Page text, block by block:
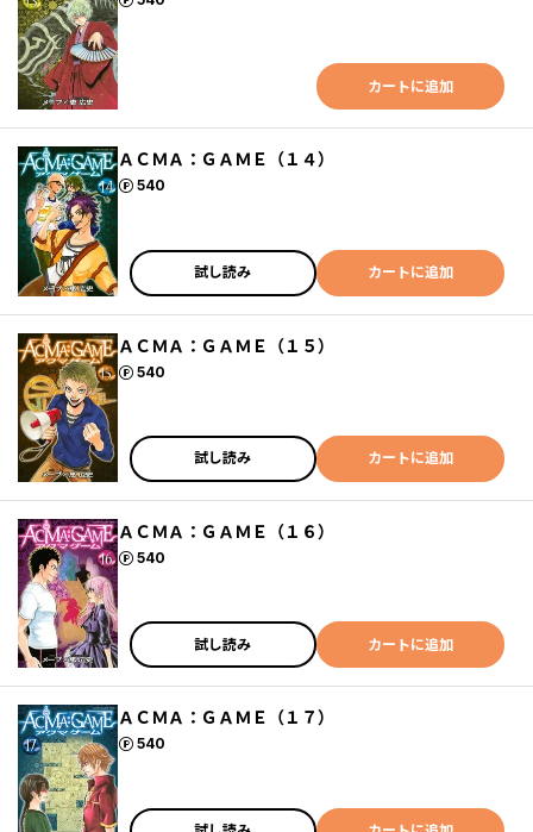
カートに追加
ＡＣＭＡ：ＧＡＭＥ（１４）
540
ポイント
試し読み カートに追加
ＡＣＭＡ：ＧＡＭＥ（１５）
540
ポイント
試し読み カートに追加
ＡＣＭＡ：ＧＡＭＥ（１６）
540
ポイント
試し読み カートに追加
ＡＣＭＡ：ＧＡＭＥ（１７）
540
ポイント